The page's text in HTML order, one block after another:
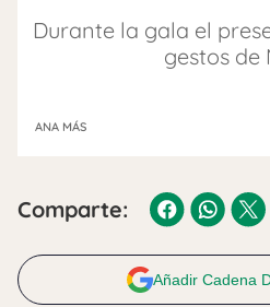
Durante la gala el
gestos de
ANA MÁS
Comparte:
Añadir Cadena